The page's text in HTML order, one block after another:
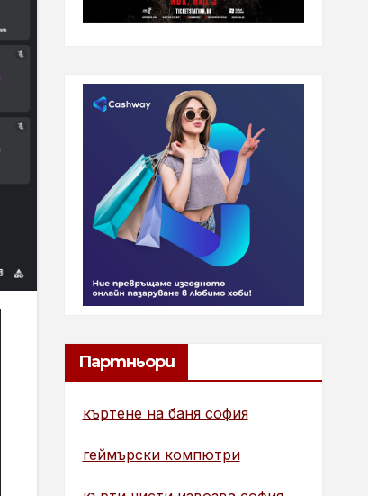
Партньори
къртене на баня софия
геймърски компютри